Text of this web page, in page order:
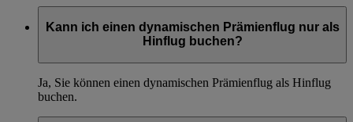
Kann ich einen dynamischen Prämienflug nur als
Hinflug buchen?
Ja, Sie können einen dynamischen Prämienflug als Hinflug
buchen.